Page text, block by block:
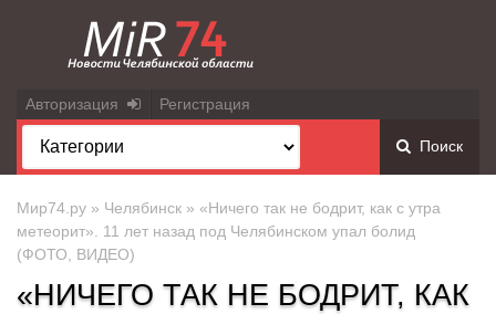
Авторизация Регистрация
Поиск
Мир74.ру » Челябинск » «Ничего так не бодрит, как с утра
метеорит». 11 лет назад под Челябинском упал болид
(ФОТО, ВИДЕО)
«НИЧЕГО ТАК НЕ БОДРИТ, КАК